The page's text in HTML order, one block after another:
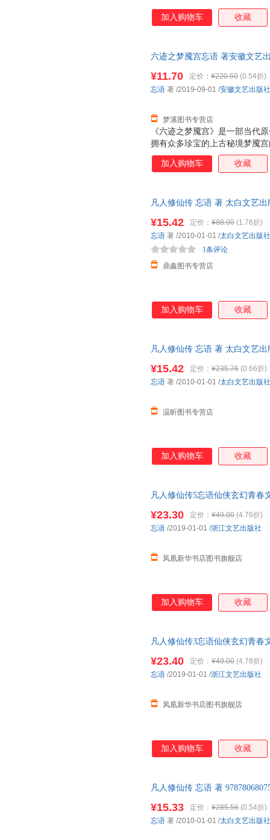
加入购物车 收藏
六迹之梦魇宫忘语 著安徽文艺
《六迹之梦魇宫》是一部当代
拥有众多珍宝的上古秘境梦魇
中，历经磨难，意志坚定，功
为钟家家主继承人。小说情节
¥11.70 定价： ¥220.50 (0.54折)
梦溪图书专营店
忘语 著 /2019-09-01 /安徽文艺出版社
加入购物车 收藏
凡人修仙传 忘语 著 太白文艺
¥15.42 定价： ¥88.00 (1.76折)
鼎鑫图书专营店
1条评论
忘语 著 /2010-01-01 /太白文艺出版社
加入购物车 收藏
凡人修仙传 忘语 著 太白文艺
¥15.42 定价： ¥235.76 (0.66折)
温昕图书专营店
忘语 著 /2010-01-01 /太白文艺出版社
加入购物车 收藏
凡人修仙传5忘语仙侠玄幻青春
¥23.30 定价： ¥49.00 (4.76折)
凤凰新华书店图书旗舰店
忘语 /2019-01-01 /浙江文艺出版社
加入购物车 收藏
凡人修仙传3忘语仙侠玄幻青春
¥23.40 定价： ¥49.00 (4.78折)
凤凰新华书店图书旗舰店
忘语 /2019-01-01 /浙江文艺出版社
加入购物车 收藏
凡人修仙传 忘语 著
¥15.33 定价： ¥285.56 (0.54折)
忘语 著 /2010-01-01 /太白文艺出版社